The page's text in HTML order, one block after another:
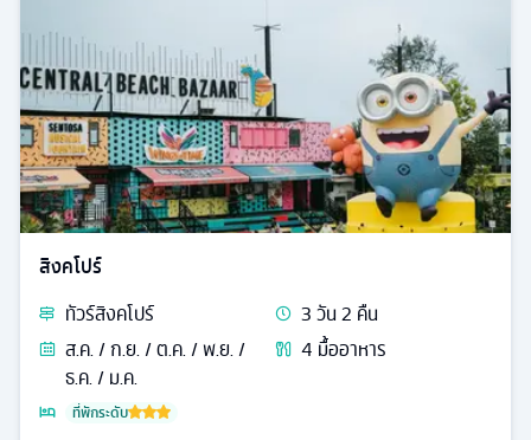
สิงคโปร์
ทัวร์สิงคโปร์ 3วัน2 คืน
ส.ค. / ก.ย. / ต.ค. / พ.ย. /
ธ.ค. / ม.ค.
4 มื้ออาหาร
ที่พักระดับ